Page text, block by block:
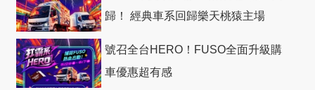
歸！ 經典車系回歸樂天桃猿主場
號召全台HERO！FUSO全面升級購
車優惠超有感